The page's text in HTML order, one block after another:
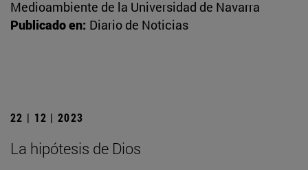
Medioambiente de la Universidad de Navarra
Publicado en: Diario de Noticias
22 | 12 | 2023
La hipótesis de Dios